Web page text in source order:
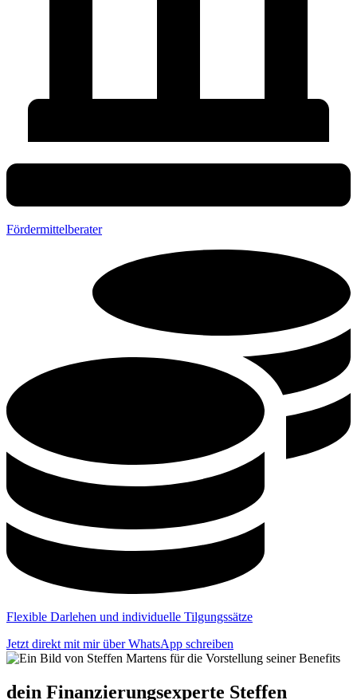
Fördermittelberater
Flexible Darlehen und individuelle Tilgungssätze
Jetzt direkt mit mir über WhatsApp schreiben
dein Finanzierungsexperte Steffen